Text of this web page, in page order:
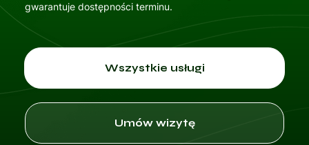
gwarantuje dostępności terminu.
Wszystkie usługi
Umów wizytę